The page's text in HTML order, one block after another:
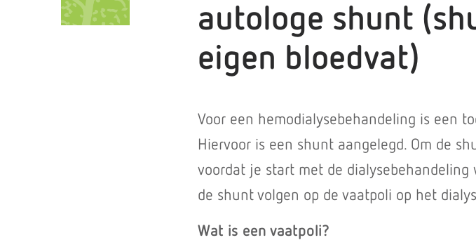
autologe shunt
eigen bloedvat)
Voor een hemodialysebehandeling is een
Hiervoor is een shunt aangelegd. Om de
voordat je start met de
de shunt volgen op de vaatpoli op het
Wat is een vaatpoli?